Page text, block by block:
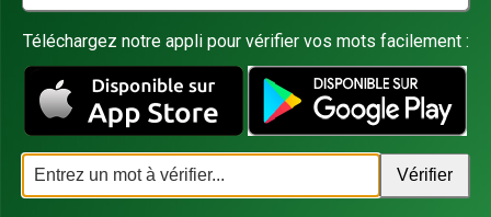
Téléchargez notre appli pour vérifier vos mots facilement :